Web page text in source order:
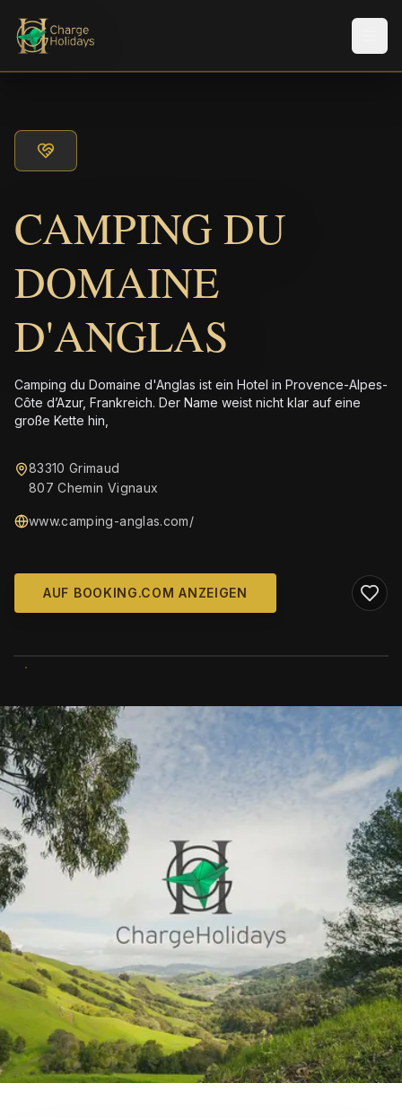
CAMPING DU
DOMAINE
D'ANGLAS
Camping du Domaine d'Anglas ist ein Hotel in Provence-Alpes-
Côte d’Azur, Frankreich. Der Name weist nicht klar auf eine
große Kette hin,
83310 Grimaud
807 Chemin Vignaux
www.camping-anglas.com/
AUF BOOKING.COM ANZEIGEN